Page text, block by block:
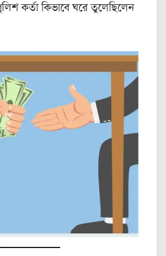
কর্তা কিভাবে ঘরে তুলেছিলেন